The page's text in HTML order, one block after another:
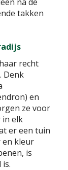
takken
recht
Denk
en
ze voor
in elk
er een tuin
en kleur
is